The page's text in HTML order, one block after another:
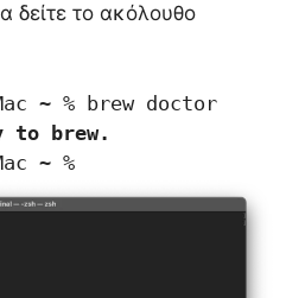
δείτε το ακόλουθο
to brew.
~ %